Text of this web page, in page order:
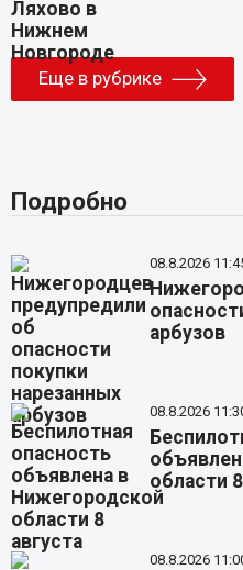
Еще в рубрике
Подробно
08.8.2026
арбузов
08.8.2026
области
08.8.2026